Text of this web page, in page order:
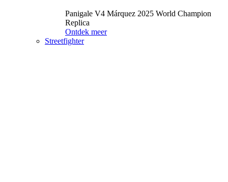
Panigale V4 Márquez 2025 World Champion
Replica
Ontdek meer
Streetfighter